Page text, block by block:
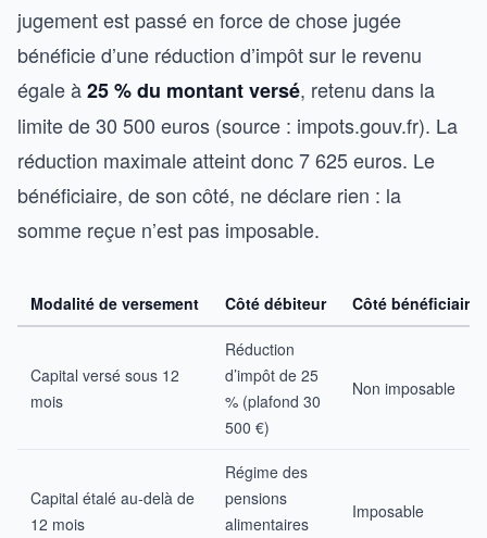
jugement est passé en force de chose jugée
bénéficie d’une réduction d’impôt sur le revenu
égale à25 % du montant versé, retenu dans la
limite de 30 500 euros (source : impots.gouv.fr). La
réduction maximale atteint donc 7 625 euros. Le
bénéficiaire, de son côté, ne déclare rien : la
somme reçue n’est pas imposable.
Modalité de versement Côté débiteur Côté bénéficiaire
Capital versé sous 12
mois
Réduction
d’impôt de 25
% (plafond 30
500 €)
Non imposable
Capital étalé au-delà de
12 mois
Régime des
pensions
alimentaires
Imposable